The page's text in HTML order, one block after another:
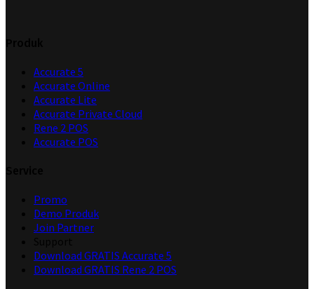
Accurate 5
Accurate Online
Accurate Lite
Accurate Private Cloud
Rene 2 POS
Accurate POS
Promo
Demo Produk
Join Partner
Download GRATIS Accurate 5
Download GRATIS Rene 2 POS